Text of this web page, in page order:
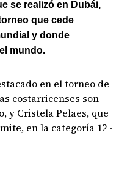
se realizó en Dubái,
que cede
y donde
mundo.
en el torneo de
costarricenses son
y Cristela Pelaes, que
en la categoría 12 -